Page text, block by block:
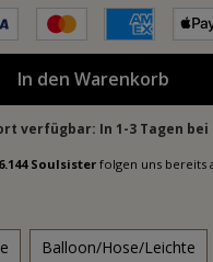
In den Warenkorb
verfügbar: In 1-3 Tagen bei
Soulsisterfolgen uns bereits
Balloon/Hose/Leichte